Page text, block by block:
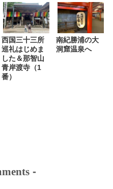
西国三十三所
巡礼はじめま
した＆那智山
青岸渡寺（1
番）
南紀勝浦の大
洞窟温泉へ
-